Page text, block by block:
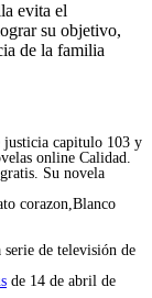
evita el
su objetivo,
de la familia
justicia capitulo 103 y
online Calidad.
Su novela
corazon,Blanco
de televisión de
de 14 de abril de